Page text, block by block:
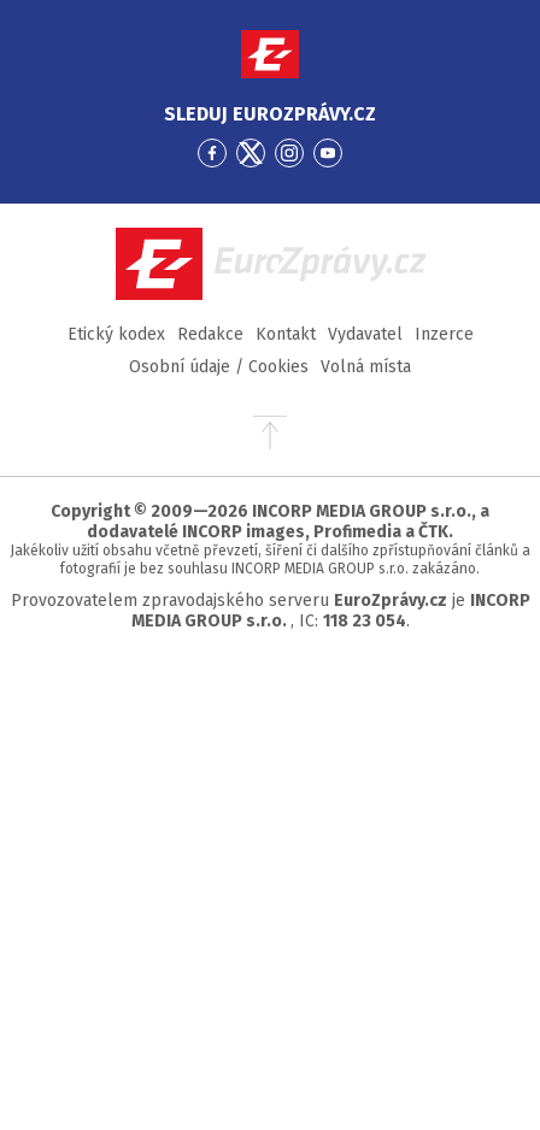
SLEDUJ EUROZPRÁVY.CZ
Přejít
Facebook
Přejít
Twitter
Přejít
Instagram
Přejít
YouTube
EuroZprávy.cz
Etický kodex Redakce Kontakt Vydavatel
Inzerce
Osobní údaje / Cookies
Volná místa
Přejít
stránky
Copyright © 2009—2026 INCORP MEDIA GROUP s.r.o., a
dodavatelé INCORP images, Profimedia a ČTK.
Jakékoliv užití obsahu včetně převzetí, šíření či dalšího zpřístupňování článků a
fotografií je bez souhlasu INCORP MEDIA GROUP s.r.o. zakázáno.
Provozovatelem zpravodajského serveru EuroZprávy.cz je INCORP
MEDIA GROUP s.r.o., IC: 118 23 054.